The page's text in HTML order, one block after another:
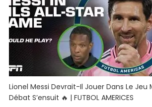
Lionel Messi Devrait-Il Jouer Dans Le Jeu
Débat S’ensuit 🔥 | FUTBOL AMERICES